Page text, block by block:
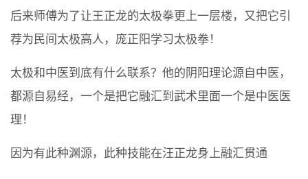
后来师傅为了让王正龙的太极拳更上一层楼，又把它引
荐为民间太极高人，庞正阳学习太极拳！
太极和中医到底有什么联系？他的阴阳理论源自中医，
都源自易经，一个是把它融汇到武术里面一个是中医医
理！
因为有此种渊源，此种技能在汪正龙身上融汇贯通